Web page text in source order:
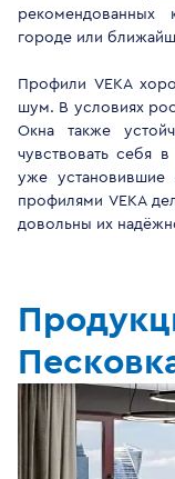
рекомендованных
городе или
Профили VEKA
шум. В условиях
Окна также
чувствовать себя
уже установившие
профилями VEKA
довольны их